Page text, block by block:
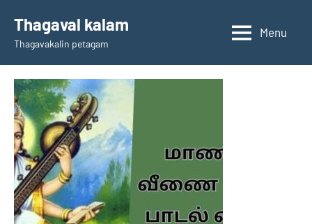
content
Thagaval kalam
Thagavakalin petagam
Menu